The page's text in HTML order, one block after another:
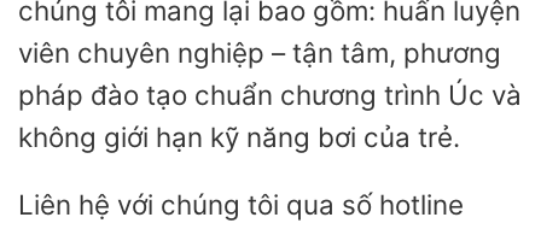
chúng tôi mang lại bao gồm: huấn luyện
viên chuyên nghiệp – tận tâm, phương
pháp đào tạo chuẩn chương trình Úc và
không giới hạn kỹ năng bơi của trẻ.
Liên hệ với chúng tôi qua số hotline